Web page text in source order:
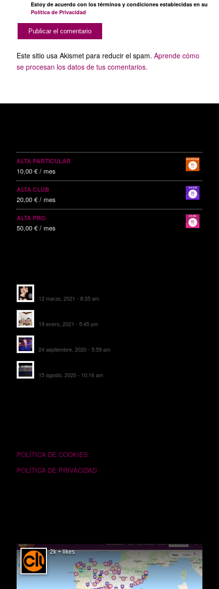
Estoy de acuerdo con los términos y condiciones establecidas en su
Política de Privacidad
Este sitio usa Akismet para reducir el spam. Aprende cómo
se procesan los datos de tus comentarios.
ALTA PARTICULAR
10,00 € / mes
ALTA CLUB
20,00 € / mes
ALTA PRO
50,00 € / mes
12 marzo, 2021 - 8:35 am
19 enero, 2021 - 5:45 pm
24 septiembre, 2020 - 5:59 am
15 agosto, 2020 - 10:16 am
POLÍTICA DE COOKIES
POLÍTICA DE PRIVACIDAD
2k + likes